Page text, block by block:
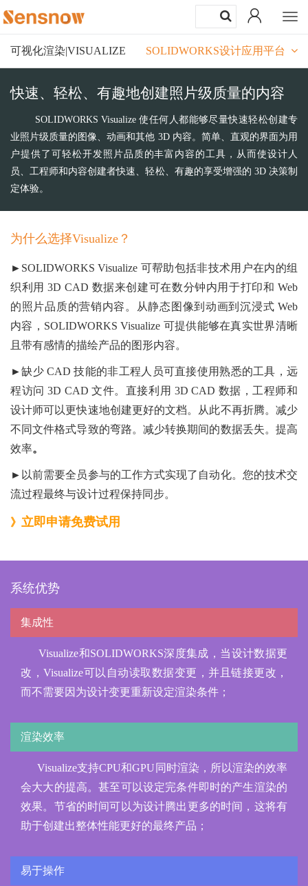
可视化渲染|VISUALIZE SOLIDWORKS设计应用平台
快速、轻松、有趣地创建照片级质量的内容
SOLIDWORKS Visualize 使任何人都能够尽量快速轻松创建专
业照片级质量的图像、动画和其他 3D 内容。简单、直观的界面为用
户提供了可轻松开发照片品质的丰富内容的工具，从而使设计人
员、工程师和内容创建者快速、轻松、有趣的享受增强的 3D 决策制
定体验。
为什么选择Visualize？
►SOLIDWORKS Visualize 可帮助包括非技术用户在内的组
织利用 3D CAD 数据来创建可在数分钟内用于打印和 Web
的照片品质的营销内容。从静态图像到动画到沉浸式 Web
内容，SOLIDWORKS Visualize 可提供能够在真实世界清晰
且带有感情的描绘产品的图形内容。
►缺少 CAD 技能的非工程人员可直接使用熟悉的工具，远
程访问 3D CAD 文件。直接利用 3D CAD 数据，工程师和
设计师可以更快速地创建更好的文档。从此不再折腾。减少
不同文件格式导致的弯路。减少转换期间的数据丢失。提高
效率。
►以前需要全员参与的工作方式实现了自动化。您的技术交
流过程最终与设计过程保持同步。
》 立即申请免费试用
系统优势
集成性
Visualize和SOLIDWORKS深度集成，当设计数据更
改，Visualize可以自动读取数据变更，并且链接更改，
而不需要因为设计变更重新设定渲染条件；
渲染效率
Visualize支持CPU和GPU同时渲染，所以渲染的效率
会大大的提高。甚至可以设定完条件即时的产生渲染的
效果。节省的时间可以为设计腾出更多的时间，这将有
助于创建出整体性能更好的最终产品；
易于操作